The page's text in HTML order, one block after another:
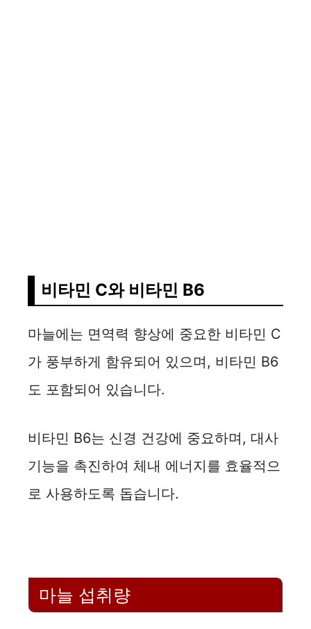
비타민 C와 비타민 B6
마늘에는 면역력 향상에 중요한 비타민 C
가 풍부하게 함유되어 있으며, 비타민 B6
도 포함되어 있습니다.
비타민 B6는 신경 건강에 중요하며, 대사
기능을 촉진하여 체내 에너지를 효율적으
로 사용하도록 돕습니다.
마늘 섭취량